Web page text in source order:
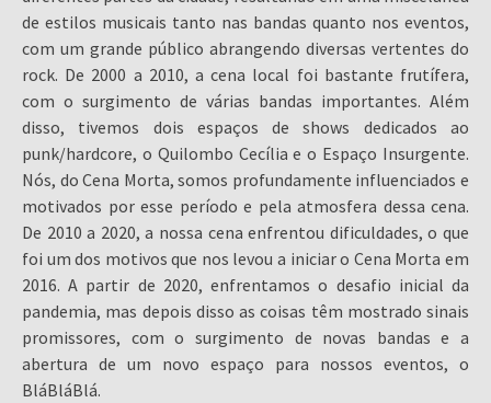
de estilos musicais tanto nas bandas quanto nos eventos,
com um grande público abrangendo diversas vertentes do
rock. De 2000 a 2010, a cena local foi bastante frutífera,
com o surgimento de várias bandas importantes. Além
disso, tivemos dois espaços de shows dedicados ao
punk/hardcore, o Quilombo Cecília e o Espaço Insurgente.
Nós, do Cena Morta, somos profundamente influenciados e
motivados por esse período e pela atmosfera dessa cena.
De 2010 a 2020, a nossa cena enfrentou dificuldades, o que
foi um dos motivos que nos levou a iniciar o Cena Morta em
2016. A partir de 2020, enfrentamos o desafio inicial da
pandemia, mas depois disso as coisas têm mostrado sinais
promissores, com o surgimento de novas bandas e a
abertura de um novo espaço para nossos eventos, o
BláBláBlá.